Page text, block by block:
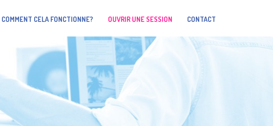
COMMENT CELA FONCTIONNE? OUVRIR UNE SESSION CONTACT